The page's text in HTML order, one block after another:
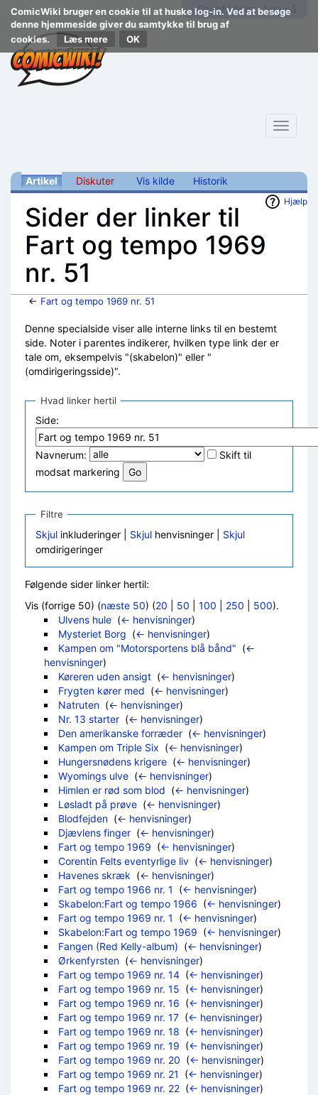
ComicWiki bruger en cookie til at huske log-in. Ved at besøge
denne hjemmeside giver du samtykke til brug af
cookies.
Læs mere
Opret konto Log på
Toggle
Artikel Diskuter Vis kilde Historik
Hjælp
Sider der linker til
Fart og tempo 1969
nr. 51
← Fart og tempo 1969 nr. 51
Denne specialside viser alle interne links til en bestemt
side. Noter i parentes indikerer, hvilken type link der er
tale om, eksempelvis "(skabelon)" eller "
(omdirigeringsside)".
Hvad linker hertil
Side:
Navnerum:
Skift til
modsat markering
Filtre
Skjul inkluderinger | Skjul henvisninger | Skjul
omdirigeringer
Følgende sider linker hertil:
Vis (forrige 50) (næste 50) (20 50 100 250 500).
Ulvens hule‎ (← henvisninger)
Mysteriet Borg (← henvisninger)
Kampen om "Motorsportens blå bånd" (←
henvisninger)
Køreren uden ansigt‎ (← henvisninger)
Frygten kører med (← henvisninger)
Natruten‎ (← henvisninger)
Nr. 13 starter‎ (← henvisninger)
Den amerikanske forræder‎ (← henvisninger)
Kampen om Triple Six (← henvisninger)
Hungersnødens krigere‎ (← henvisninger)
Wyomings ulve‎ (← henvisninger)
Himlen er rød som blod (← henvisninger)
Løsladt på prøve‎ (← henvisninger)
Blodfejden‎ (← henvisninger)
Djævlens finger‎ (← henvisninger)
Fart og tempo 1969 (← henvisninger)
Corentin Felts eventyrlige liv‎ (← henvisninger)
Havenes skræk (← henvisninger)
Fart og tempo 1966 nr. 1
(← henvisninger)
Skabelon:Fart og tempo 1966 (← henvisninger)
Fart og tempo 1969 nr. 1
(← henvisninger)
Skabelon:Fart og tempo 1969 (← henvisninger)
Fangen (Red Kelly-album) (← henvisninger)
Ørkenfyrsten‎ (← henvisninger)
Fart og tempo 1969 nr. 14‎ (← henvisninger)
Fart og tempo 1969 nr. 15 (← henvisninger)
Fart og tempo 1969 nr. 16 (← henvisninger)
Fart og tempo 1969 nr. 17‎ (← henvisninger)
Fart og tempo 1969 nr. 18 (← henvisninger)
Fart og tempo 1969 nr. 19 (← henvisninger)
Fart og tempo 1969 nr. 20 (← henvisninger)
Fart og tempo 1969 nr. 21
(← henvisninger)
Fart og tempo 1969 nr. 22‎ (← henvisninger)